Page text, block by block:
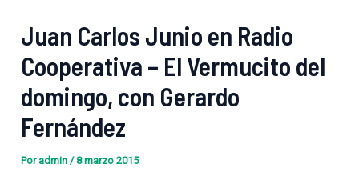
Juan Carlos Junio en Radio
Cooperativa – El Vermucito del
domingo, con Gerardo
Fernández
Por admin/8 marzo 2015